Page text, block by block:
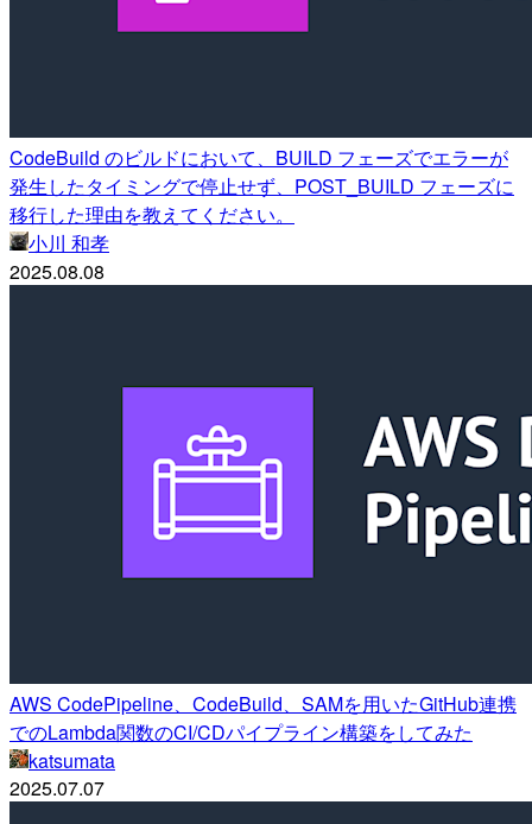
CodeBuild のビルドにおいて、BUILD フェーズでエラーが
発生したタイミングで停止せず、POST_BUILD フェーズに
移行した理由を教えてください。
小川 和孝
2025.08.08
AWS CodePipeline、CodeBuild、SAMを用いたGitHub連携
でのLambda関数のCI/CDパイプライン構築をしてみた
katsumata
2025.07.07